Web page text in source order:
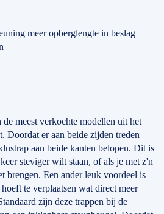
meer opberglengte in beslag
meest verkochte modellen uit het
Doordat er aan beide zijden treden
aan beide kanten belopen. Dit is
steviger wilt staan, of als je met z'n
brengen. Een ander leuk voordeel is
te verplaatsen wat direct meer
zijn deze trappen bij de